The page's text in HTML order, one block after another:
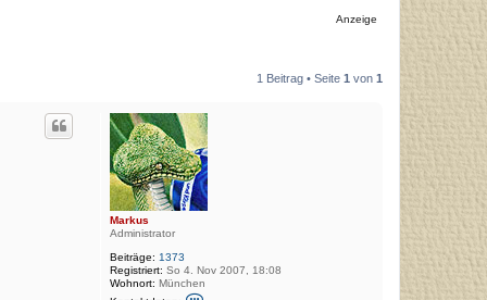
Anzeige
1 Beitrag • Seite 1 von 1
Markus
Administrator
Beiträge: 1373
Registriert: So 4. Nov 2007, 18:08
Wohnort: München